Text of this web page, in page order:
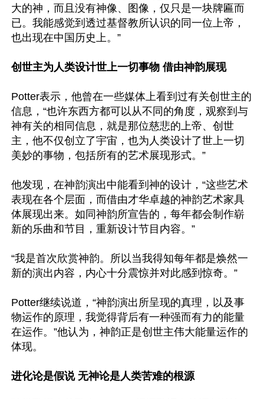
大的神，而且没有神像、图像，仅只是一块牌匾而
已。我能感觉到透过基督教所认识的同一位上帝，
也出现在中国历史上。”
创世主为人类设计世上一切事物 借由神韵展现
Potter表示，他曾在一些媒体上看到过有关创世主的
信息，“也许东西方都可以从不同的角度，观察到与
神有关的相同信息，就是那位慈悲的上帝、创世
主，他不仅创立了宇宙，也为人类设计了世上一切
美妙的事物，包括所有的艺术展现形式。”
他发现，在神韵演出中能看到神的设计，“这些艺术
表现在各个层面，而借由才华卓越的神韵艺术家具
体展现出来。如同神韵所宣告的，每年都会制作崭
新的乐曲和节目，重新设计节目内容。”
“我是首次欣赏神韵。所以当我得知每年都是焕然一
新的演出内容，内心十分震惊并对此感到惊奇。”
Potter继续说道，“神韵演出所呈现的真理，以及事
物运作的原理，我觉得背后有一种强而有力的能量
在运作。”他认为，神韵正是创世主伟大能量运作的
体现。
进化论是假说 无神论是人类苦难的根源